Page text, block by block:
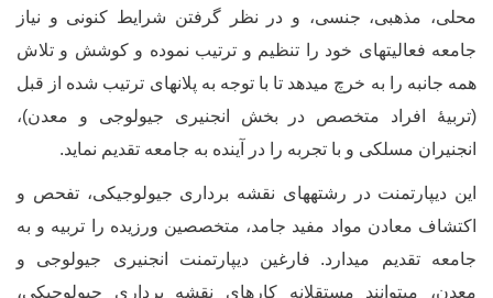
مذهبی، جنسی، و در نظر گرفتن شرایط کنونی و نیاز
فعالیت­های خود را تنظیم و ترتیب نموده و کوشش و تلاش
جانبه را به خرچ می­دهد تا با توجه به پلان­های ترتیب شده از قبل
افراد متخصص در بخش انجنیری جیولوجی و معدن)،
مسلکی و با تجربه را در آینده به جامعه تقدیم نماید.
دیپارتمنت در رشته­های نقشه برداری جیولوجیکی، تفحص و
معادن مواد مفید جامد، متخصصین ورزیده را تربیه و به
تقدیم می­دارد.
فارغین دیپارتمنت انجنیری جیولوجی و
می­توانند مستقلانه کارهای نقشه برداری جیولوجیکی،